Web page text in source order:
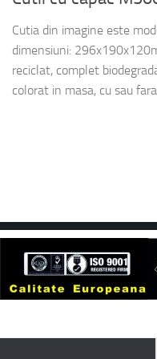
Cutia din imagine este
dimensiuni:
reciclat, complet
colorat in masa, cu sau fara